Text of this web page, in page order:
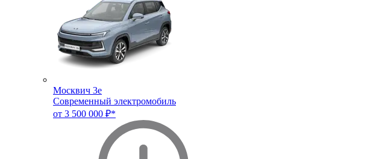
Москвич 3e
Современный электромобиль
от 3 500 000 ₽*